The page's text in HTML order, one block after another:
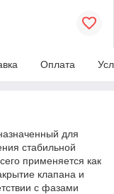
Оплата
для
стабильной
применяется как
клапана и
с фазами